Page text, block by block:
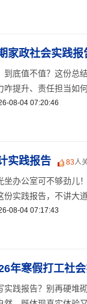
家政社会实践报
到底值不值？这份总
咋提升、责任担当如
08-04 07:20:46
实践报告 83人
坐办公室可不够劲儿
份实践报告，不讲大
08-04 07:17:43
年寒假打工社
实践报告？别再硬堆